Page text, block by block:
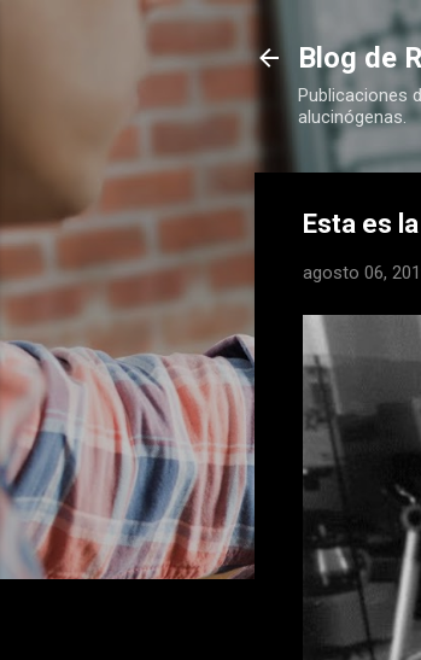
Blog de
Publicaciones
alucinógenas.
Esta es
agosto 06,